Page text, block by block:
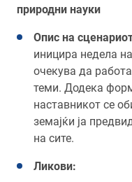
природни науки
Опис на
иницира недела
очекува да
теми. Додека
наставникот се
земајќи ја
на сите.
Ликови: